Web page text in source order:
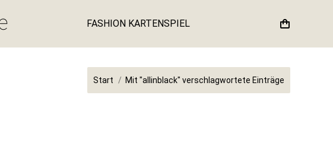
FASHION KARTENSPIEL
Sie befinden sich hier:
Start Mit "allinblack" verschlagwortete Einträge